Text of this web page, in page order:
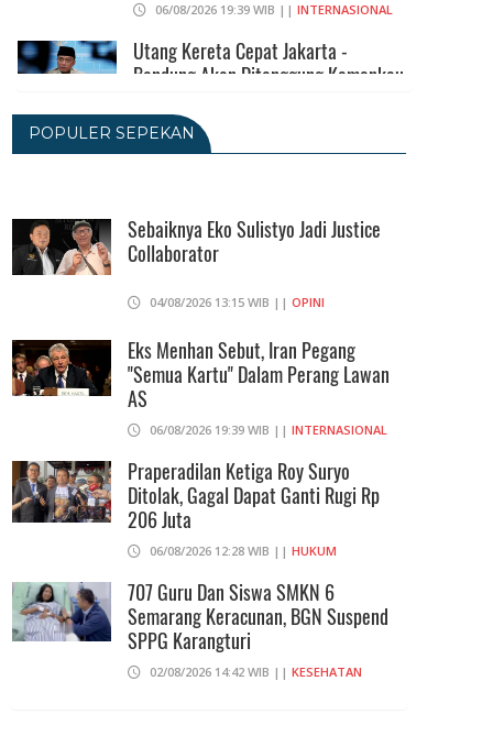
06/08/2026 19:39 WIB || INTERNASIONAL
Utang Kereta Cepat Jakarta -
Bandung Akan Ditanggung Kemenkeu
06/08/2026 19:02 WIB ||
Sekolah Di Jaksel
06/08/2026 17:40 WIB ||
Ditunda, Pajak Untuk Pedagang
Online Baru Diterapkan 1 November
2026
06/08/2026 14:23 WIB ||DKI JAKARTA
POPULER SEPEKAN
Sebaiknya Eko Sulistyo Jadi Justice
Collaborator
04/08/2026 13:15 WIB || OPINI
Eks Menhan Sebut, Iran Pegang
"Semua Kartu" Dalam Perang Lawan
AS
06/08/2026 19:39 WIB || INTERNASIONAL
Praperadilan Ketiga Roy Suryo
Ditolak, Gagal Dapat Ganti Rugi Rp
206 Juta
06/08/2026 12:28 WIB || HUKUM
707 Guru Dan Siswa SMKN 6
Semarang Keracunan, BGN Suspend
SPPG Karangturi
02/08/2026 14:42 WIB || KESEHATAN